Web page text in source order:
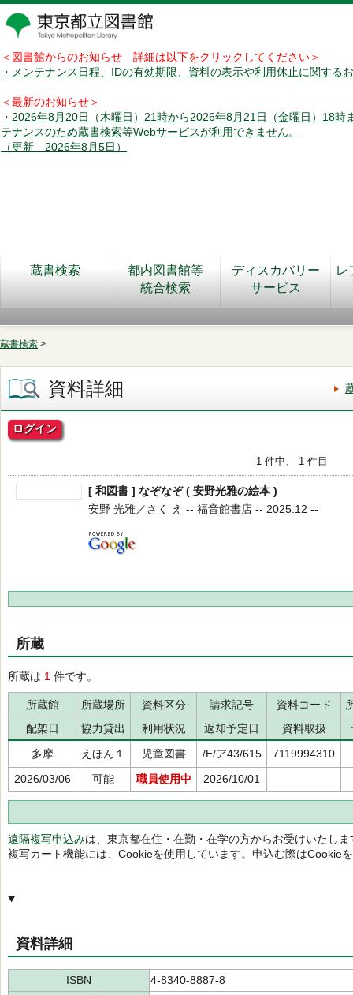
＜図書館からのお知らせ 詳細は以下をクリックしてください＞
・メンテナンス日程、IDの有効期限、資料の表示や利用休止に関する
＜最新のお知らせ＞
・2026年8月20日（木曜日）21時から2026年8月21日（金曜日）18時
テナンスのため蔵書検索等Webサービスが利用できません。
（更新 2026年8月5日）
蔵書検索
都内図書館等
統合検索
ディスカバリー
サービス
レ
蔵書検索 >
資料詳細
ログイン
1 件中、 1 件目
[ 和図書 ] なぞなぞ ( 安野光雅の絵本 )
安野 光雅／さく え -- 福音館書店 -- 2025.12 --
所蔵
所蔵は 1 件です。
所蔵館 所蔵場所 資料区分 請求記号 資料コード
配架日
協力貸出 利用状況 返却予定日 資料取扱
多摩
えほん１ 児童図書 /E/ア43/615
7119994310
2026/03/06
可能 職員使用中 2026/10/01
遠隔複写申込みは、東京都在住・在勤・在学の方からお受けいたしま
複写カート機能には、Cookieを使用しています。申込む際はCookie
資料詳細
ISBN
4-8340-8887-8